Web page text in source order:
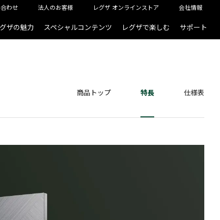
わせ 法人のお客様 レグザ オンラインストア 会社情報
ザの魅力 スペシャルコンテンツ レグザで楽しむ サポート
商品トップ 特長 仕様表